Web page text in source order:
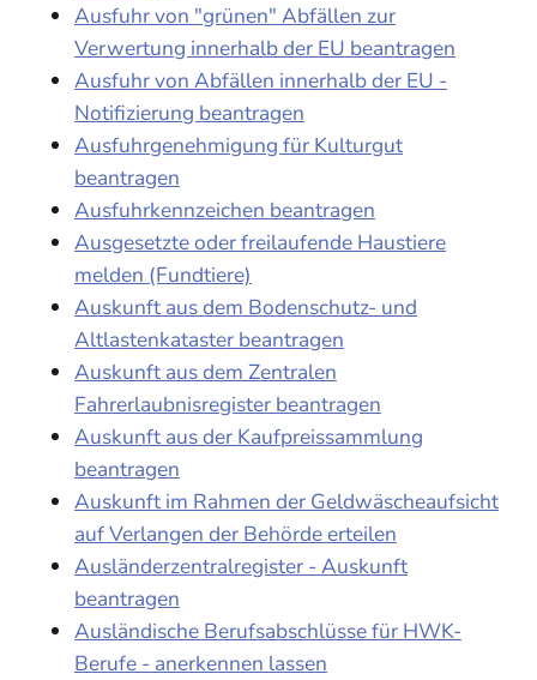
Ausfuhr von "grünen" Abfällen zur
Verwertung innerhalb der EU beantragen
Ausfuhr von Abfällen innerhalb der EU -
Notifizierung beantragen
Ausfuhrgenehmigung für Kulturgut
beantragen
Ausfuhrkennzeichen beantragen
Ausgesetzte oder freilaufende Haustiere
melden (Fundtiere)
Auskunft aus dem Bodenschutz- und
Altlastenkataster beantragen
Auskunft aus dem Zentralen
Fahrerlaubnisregister beantragen
Auskunft aus der Kaufpreissammlung
beantragen
Auskunft im Rahmen der Geldwäscheaufsicht
auf Verlangen der Behörde erteilen
Ausländerzentralregister - Auskunft
beantragen
Ausländische Berufsabschlüsse für HWK-
Berufe - anerkennen lassen